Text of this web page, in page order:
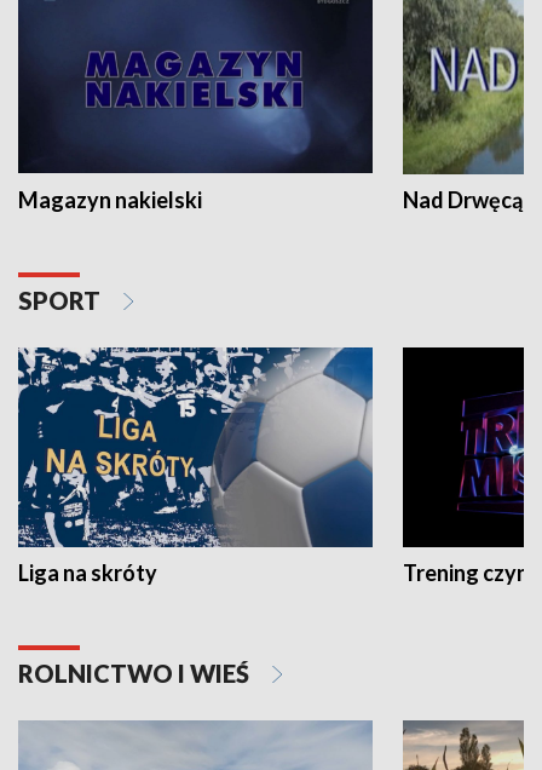
Magazyn nakielski Nad Drwęcą
SPORT
Liga na skróty Trening czyni
ROLNICTWO I WIEŚ